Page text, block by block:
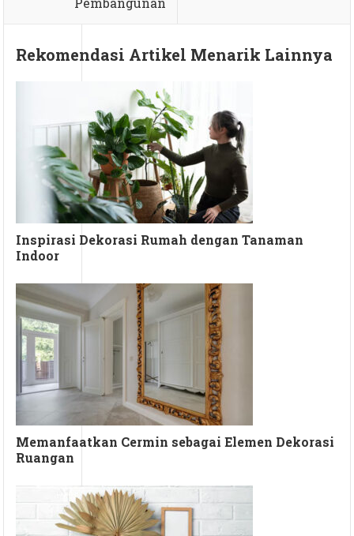
Rekomendasi Artikel Menarik Lainnya
Inspirasi Dekorasi Rumah dengan Tanaman
Indoor
Memanfaatkan Cermin sebagai Elemen Dekorasi
Ruangan